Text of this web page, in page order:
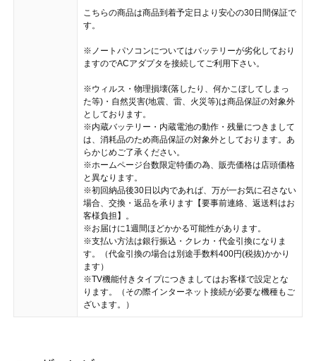
こちらの商品は商品到着予定日より安心の30日間保証で
す。
※ノートパソコンについてはバッテリーが劣化しており
ますのでACアダプタを接続してご利用下さい。
※ウィルス・物理損壊(落したり、何かこぼしてしまっ
た等)・自然災害(地震、雷、火災等)は商品保証の対象外
としております。
※内蔵バッテリー・内蔵電池の動作・残量につきまして
は、消耗品のため商品保証の対象外としております。あ
らかじめご了承ください。
※ホームページ台数限定特価の為、販売価格は店頭価格
と異なります。
※初回納品後30日以内であれば、万が一お気に召さない
場合、交換・返品を承ります【要事前連絡、返送料はお
客様負担】。
※お届けに1週間ほどかかる可能性があります。
※支払い方法は銀行振込・クレカ・代金引換になりま
す。（代金引換の場合は別途手数料400円(税抜)かかり
ます）
※TV機能付きタイプにつきましてはお客様で設定とな
ります。（その際インターネット接続が必要な機種もご
ざいます。）